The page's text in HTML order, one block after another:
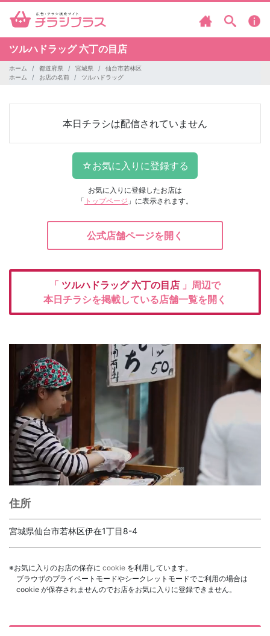
ツルハドラッグ 六丁の目店
ホーム 都道府県 宮城県
仙台市若林区
ホーム
お店の名前 ツルハドラッグ
本日チラシは配信されていません
お気に入りに登録したお店は
「 トップページ 」に表示されます。
公式店舗ページを開く
「 ツルハドラッグ六丁の目店 」周辺で
本日チラシを掲載している店舗一覧を開く
住所
宮城県仙台市若林区伊在1丁目8-4
※お気に入りのお店の保存に cookie を利用しています。
ブラウザのプライベートモードやシークレットモードでご利用の場合は
cookie が保存されませんのでお店をお気に入りに登録できません。